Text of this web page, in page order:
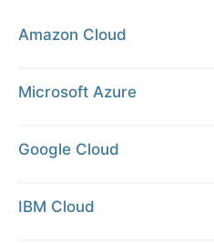
Amazon Cloud
Microsoft Azure
Google Cloud
IBM Cloud